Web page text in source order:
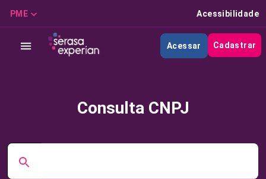
PME Acessibilidade
Acessar Cadastrar
Consulta CNPJ